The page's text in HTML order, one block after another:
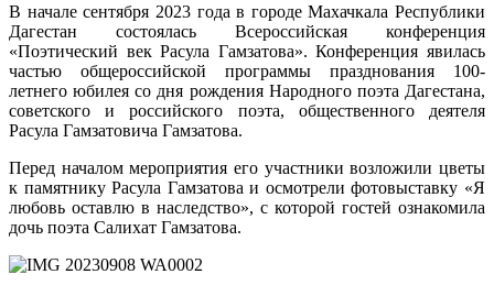
В начале сентября 2023 года в городе Махачкала Республики
Дагестан состоялась Всероссийская конференция
«Поэтический век Расула Гамзатова». Конференция явилась
частью общероссийской программы празднования 100-
летнего юбилея со дня рождения Народного поэта Дагестана,
советского и российского поэта, общественного деятеля
Расула Гамзатовича Гамзатова.
Перед началом мероприятия его участники возложили цветы
к памятнику Расула Гамзатова и осмотрели фотовыставку «Я
любовь оставлю в наследство», с которой гостей ознакомила
дочь поэта Салихат Гамзатова.